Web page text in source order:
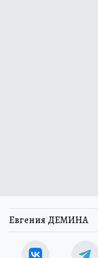
Евгения ДЕМИНА